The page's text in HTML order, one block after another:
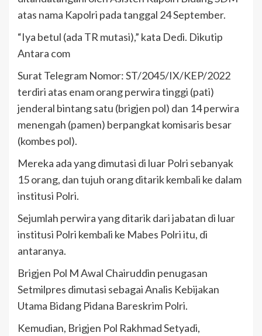
atas nama Kapolri pada tanggal 24 September.
“Iya betul (ada TR mutasi),” kata Dedi. Dikutip
Antara com
Surat Telegram Nomor: ST/2045/IX/KEP/2022
terdiri atas enam orang perwira tinggi (pati)
jenderal bintang satu (brigjen pol) dan 14 perwira
menengah (pamen) berpangkat komisaris besar
(kombes pol).
Mereka ada yang dimutasi di luar Polri sebanyak
15 orang, dan tujuh orang ditarik kembali ke dalam
institusi Polri.
Sejumlah perwira yang ditarik dari jabatan di luar
institusi Polri kembali ke Mabes Polri itu, di
antaranya.
Brigjen Pol M Awal Chairuddin penugasan
Setmilpres dimutasi sebagai Analis Kebijakan
Utama Bidang Pidana Bareskrim Polri.
Kemudian, Brigjen Pol Rakhmad Setyadi,